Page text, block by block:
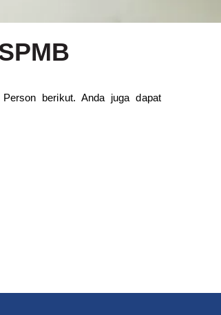
berikut. Anda juga dapat